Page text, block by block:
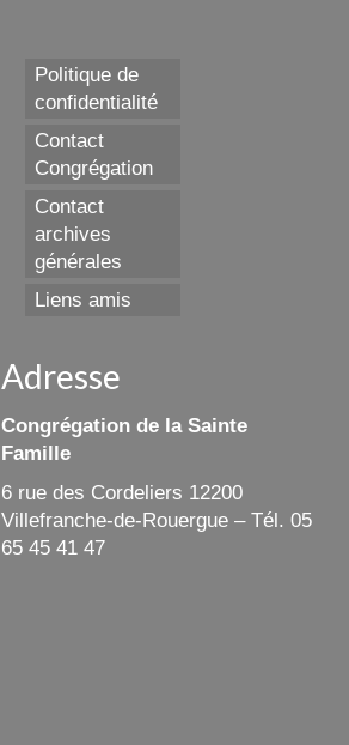
Politique de
confidentialité
Contact
Congrégation
Contact
archives
générales
Liens amis
Adresse
Congrégation de la Sainte
Famille
6 rue des Cordeliers 12200
Villefranche-de-Rouergue – Tél. 05
65 45 41 47